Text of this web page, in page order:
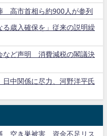
高市首相ら約900人が参列
歳入確保を」従来の説明繰
など声明 消費減税の閣議決
日中関係に尽力、河野洋平氏
空き巣被害、資金不足リス